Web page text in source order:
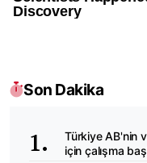
Son Dakika
Türkiye AB'nin
için çalışma